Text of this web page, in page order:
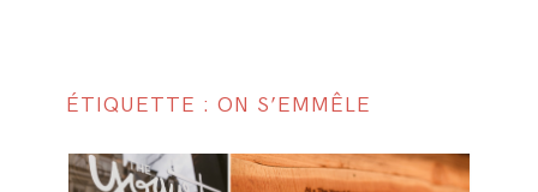
ÉTIQUETTE : ON S’EMMÊLE